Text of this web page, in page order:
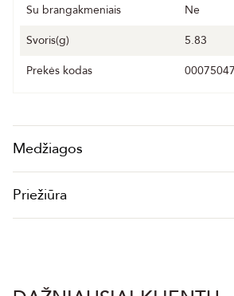
Su brangakmeniais
Ne
Svoris(g)
5.83
Prekės kodas
Medžiagos
Priežiūra